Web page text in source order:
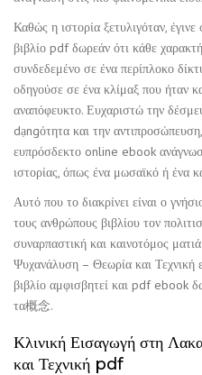
Καθώς η ιστορία ξετυλιγόταν,
βιβλίο pdf δωρεάν ότι κάθε
συνδεδεμένο σε ένα περίπλοκο
οδηγούσε σε ένα κλίμαξ που ήταν
αναπόφευκτο. Ευχαριστώ την
dạngότητα και την
ευπρόσδεκτο online ebook
ιστορίας, όπως ένα μωσαϊκό ή ένα
Αυτό που το διακρίνει είναι ο
τους ανθρώπους βιβλίου τον
συναρπαστική και καινοτόμος
Ψυχανάλυση – Θεωρία και Τεχνική
βιβλίο αμφισβητεί και pdf ebook
τα概念.
Κλινική Εισαγωγή στη
και Τεχνική pdf